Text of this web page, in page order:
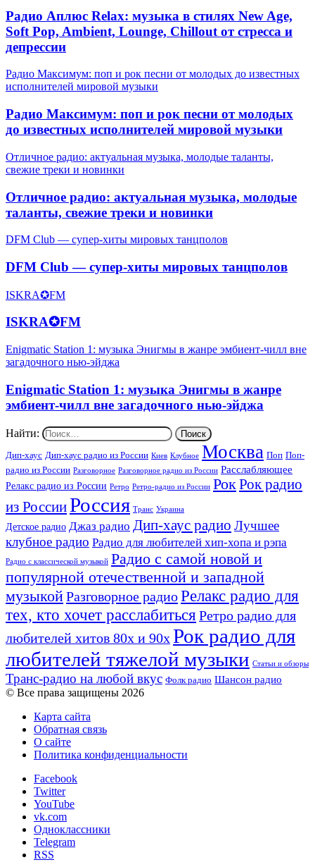
Радио Аплюс Relax: музыка в стилях New Age,
Soft Pop, Ambient, Lounge, Chillout от стресса и
депрессии
Радио Максимум: поп и рок песни от молодых до известных
исполнителей мировой музыки
Радио Максимум: поп и рок песни от молодых
до известных исполнителей мировой музыки
Отличное радио: актуальная музыка, молодые таланты,
свежие треки и новинки
Отличное радио: актуальная музыка, молодые
таланты, свежие треки и новинки
DFM Club — супер-хиты мировых танцполов
DFM Club — супер-хиты мировых танцполов
ISKRA✪FM
ISKRA✪FM
Enigmatic Station 1: музыка Энигмы в жанре эмбиент-чилл вне
загадочного нью-эйджа
Enigmatic Station 1: музыка Энигмы в жанре
эмбиент-чилл вне загадочного нью-эйджа
Найти:
Дип-хаус Дип-хаус радио из России Киев Клубное Москва Поп Поп-
радио из России Разговорное Разговорное радио из России Расслабляющее
Релакс радио из России Ретро Ретро-радио из России Рок Рок радио
из РоссииРоссия Транс Украина
Детское радио Джаз радио Дип-хаус радио Лучшее
клубное радио Радио для любителей хип-хопа и рэпа
Радио с классической музыкой Радио с самой новой и
популярной отечественной и западной
музыкойРазговорное радиоРелакс радио для
тех, кто хочет расслабиться Ретро радио для
любителей хитов 80х и 90хРок радио для
любителей тяжелой музыки Статьи и обзоры
Транс-радио на любой вкус Фолк радио Шансон радио
© Все права защищены 2026
Карта сайта
Обратная связь
О сайте
Политика конфиденциальности
Facebook
Twitter
YouTube
vk.com
Одноклассники
Telegram
RSS